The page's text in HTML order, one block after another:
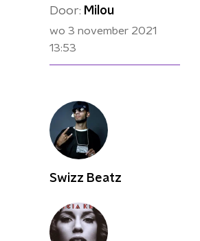
Door: Milou
wo 3 november 2021
13:53
Swizz Beatz